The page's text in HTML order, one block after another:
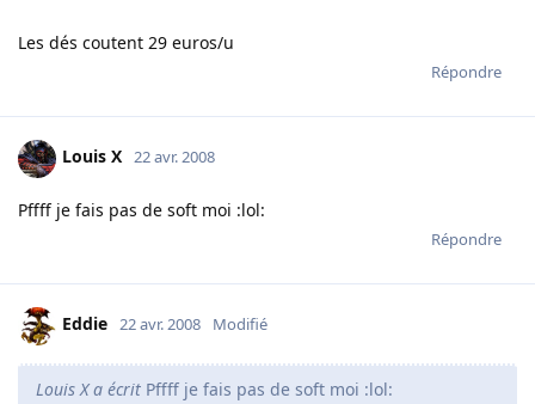
Les dés coutent 29 euros/u
Répondre
Louis X 22 avr. 2008
Pffff je fais pas de soft moi :lol:
Répondre
Eddie 22 avr. 2008 Modifié
Louis X a écrit Pffff je fais pas de soft moi :lol: